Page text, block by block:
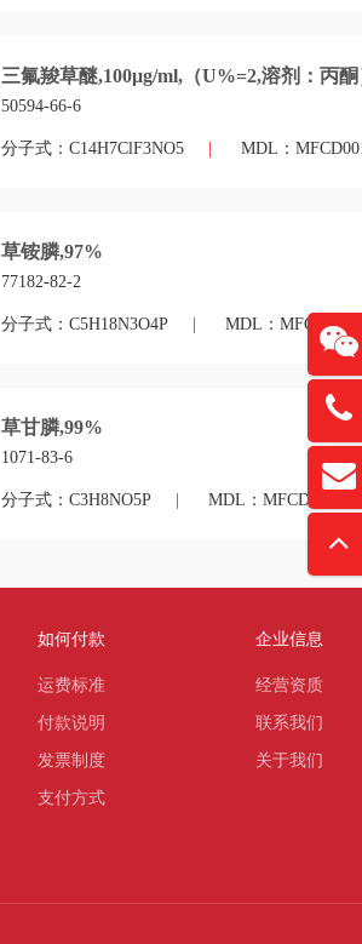
三氟羧草醚,100μg/ml,（U%=2,溶剂：丙
50594-66-6
分子式：C14H7ClF3NO5 MDL：
草铵膦,97%
77182-82-2
分子式：C5H18N3O4P MDL：
草甘膦,99%
1071-83-6
分子式：C3H8NO5P MDL：
如何付款
运费标准
付款说明
发票制度
支付方式
企业信息
经营资质
联系我们
关于我们
扫